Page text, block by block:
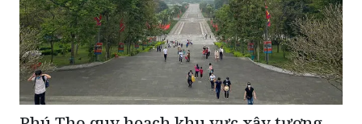
Phú Thọ quy hoạch khu vực xây tượng
Chủ tịch Hồ Chí Minh tại Đền Hùng